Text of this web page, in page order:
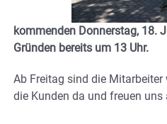
kommenden Donnerstag, 18.
Gründen bereits um 13 Uhr.
Ab Freitag sind die
die Kunden da und freuen uns